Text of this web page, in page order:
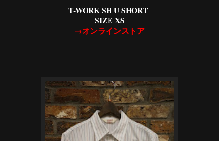
T-WORK SH U SHORT
SIZE XS
→オンラインストア